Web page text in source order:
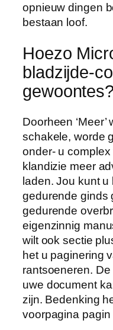
opnieuw dingen
bestaan loof.
Hoezo
bladzijde-
gewoontes?
Doorheen
schakele, worde
onder- u
klandizie meer
laden. Jou kunt
gedurende ginds
gedurende
eigenzinnig
wilt ook sectie
het u paginering
rantsoeneren.
uwe document
zijn. Bedenking
voorpagina